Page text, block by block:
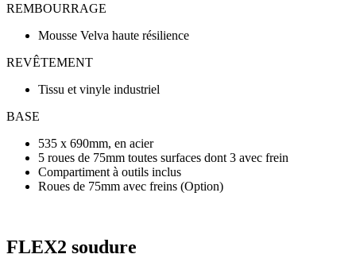
REMBOURRAGE
Mousse Velva haute résilience
REVÊTEMENT
Tissu et vinyle industriel
BASE
535 x 690mm, en acier
5 roues de 75mm toutes surfaces dont 3 avec frein
Compartiment à outils inclus
Roues de 75mm avec freins (Option)
FLEX2 soudure